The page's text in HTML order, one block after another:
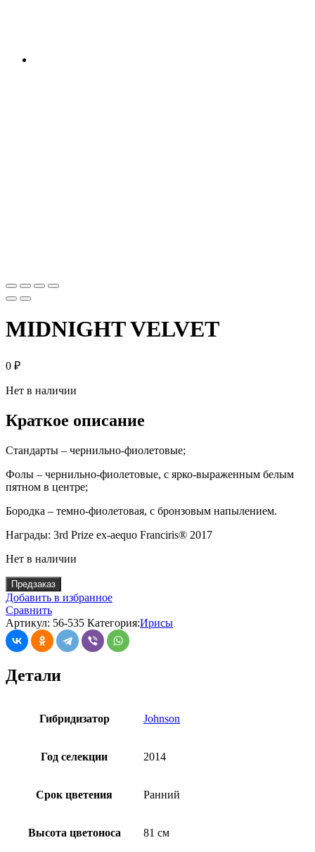
MIDNIGHT VELVET
0 ₽
Нет в наличии
Краткое описание
Стандарты – чернильно-фиолетовые;
Фолы – чернильно-фиолетовые, с ярко-выраженным белым
пятном в центре;
Бородка – темно-фиолетовая, с бронзовым напылением.
Награды: 3rd Prize ex-aequo Franciris® 2017
Нет в наличии
Предзаказ
Добавить в избранное
Сравнить
Артикул: 56-535 Категория:Ирисы
Детали
Гибридизатор Johnson
Год селекции 2014
Срок цветения Ранний
Высота цветоноса 81 см